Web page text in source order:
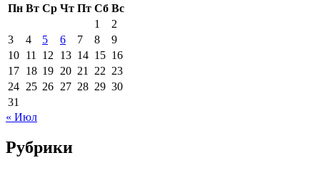
Пн Вт Ср Чт Пт Сб Вс
1
2
3
4 5 6 7 8
9
10 11 12 13 14 15 16
17 18 19 20 21 22 23
24 25 26 27 28 29 30
31
« Июл
Рубрики